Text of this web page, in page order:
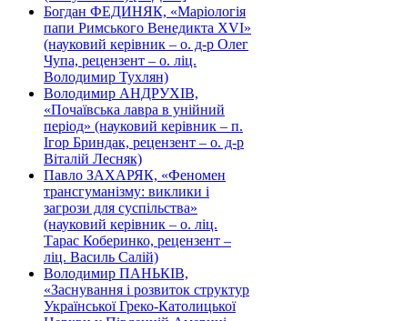
Богдан ФЕДИНЯК, «Маріологія
папи Римського Венедикта XVI»
(науковий керівник – о. д-р Олег
Чупа, рецензент – о. ліц.
Володимир Тухлян)
Володимир АНДРУХІВ,
«Почаївська лавра в унійний
період» (науковий керівник – п.
Ігор Бриндак, рецензент – о. д-р
Віталій Лесняк)
Павло ЗАХАРЯК, «Феномен
трансгуманізму: виклики і
загрози для суспільства»
(науковий керівник – о. ліц.
Тарас Коберинко, рецензент –
ліц. Василь Салій)
Володимир ПАНЬКІВ,
«Заснування і розвиток структур
Української Греко-Католицької